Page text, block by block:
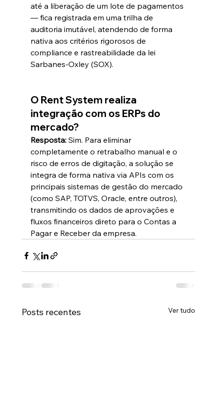
até a liberação de um lote de pagamentos
— fica registrada em uma trilha de
auditoria imutável, atendendo de forma
nativa aos critérios rigorosos de
compliance e rastreabilidade da lei
Sarbanes-Oxley (SOX).
O Rent System realiza
integração com os ERPs do
mercado?
Resposta: Sim. Para eliminar
completamente o retrabalho manual e o
risco de erros de digitação, a solução se
integra de forma nativa via APIs com os
principais sistemas de gestão do mercado
(como SAP, TOTVS, Oracle, entre outros),
transmitindo os dados de aprovações e
fluxos financeiros direto para o Contas a
Pagar e Receber da empresa.
Posts recentes Ver tudo